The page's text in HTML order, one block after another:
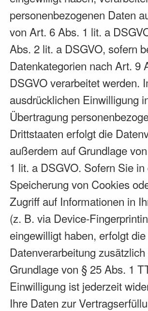
personenbezogenen Daten
von Art. 6 Abs. 1 lit. a
Abs. 2 lit. a DSGVO, sofern
Datenkategorien nach Art. 9
DSGVO verarbeitet werden.
ausdrücklichen Einwilligung
Übertragung
Drittstaaten erfolgt die
außerdem auf Grundlage
1 lit. a DSGVO. Sofern Sie in
Speicherung von Cookies
Zugriff auf Informationen in
(z. B. via Device-
eingewilligt haben, erfolgt die
Datenverarbeitung
Grundlage von § 25 Abs. 1
Einwilligung ist jederzeit
Ihre Daten zur